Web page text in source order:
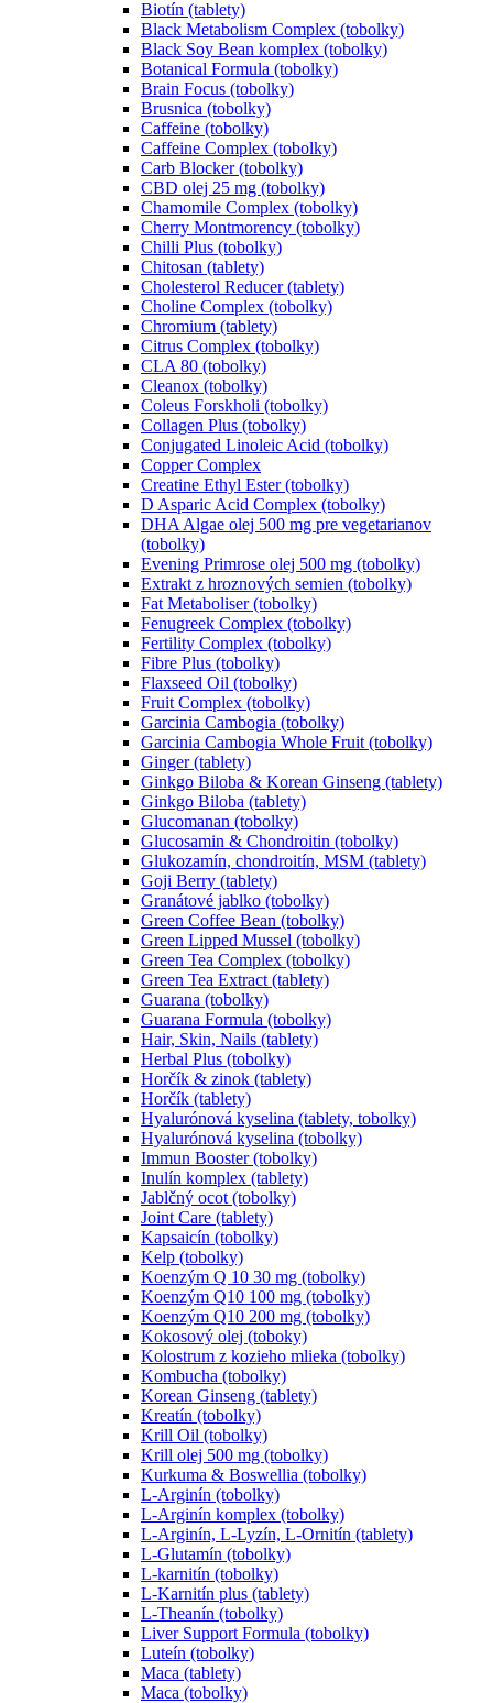
Biotín (tablety)
Black Metabolism Complex (tobolky)
Black Soy Bean komplex (tobolky)
Botanical Formula (tobolky)
Brain Focus (tobolky)
Brusnica (tobolky)
Caffeine (tobolky)
Caffeine Complex (tobolky)
Carb Blocker (tobolky)
CBD olej 25 mg (tobolky)
Chamomile Complex (tobolky)
Cherry Montmorency (tobolky)
Chilli Plus (tobolky)
Chitosan (tablety)
Cholesterol Reducer (tablety)
Choline Complex (tobolky)
Chromium (tablety)
Citrus Complex (tobolky)
CLA 80 (tobolky)
Cleanox (tobolky)
Coleus Forskholi (tobolky)
Collagen Plus (tobolky)
Conjugated Linoleic Acid (tobolky)
Copper Complex
Creatine Ethyl Ester (tobolky)
D Asparic Acid Complex (tobolky)
DHA Algae olej 500 mg pre vegetarianov
(tobolky)
Evening Primrose olej 500 mg (tobolky)
Extrakt z hroznových semien (tobolky)
Fat Metaboliser (tobolky)
Fenugreek Complex (tobolky)
Fertility Complex (tobolky)
Fibre Plus (tobolky)
Flaxseed Oil (tobolky)
Fruit Complex (tobolky)
Garcinia Cambogia (tobolky)
Garcinia Cambogia Whole Fruit (tobolky)
Ginger (tablety)
Ginkgo Biloba & Korean Ginseng (tablety)
Ginkgo Biloba (tablety)
Glucomanan (tobolky)
Glucosamin & Chondroitin (tobolky)
Glukozamín, chondroitín, MSM (tablety)
Goji Berry (tablety)
Granátové jablko (tobolky)
Green Coffee Bean (tobolky)
Green Lipped Mussel (tobolky)
Green Tea Complex (tobolky)
Green Tea Extract (tablety)
Guarana (tobolky)
Guarana Formula (tobolky)
Hair, Skin, Nails (tablety)
Herbal Plus (tobolky)
Horčík & zinok (tablety)
Horčík (tablety)
Hyalurónová kyselina (tablety, tobolky)
Hyalurónová kyselina (tobolky)
Immun Booster (tobolky)
Inulín komplex (tablety)
Jablčný ocot (tobolky)
Joint Care (tablety)
Kapsaicín (tobolky)
Kelp (tobolky)
Koenzým Q 10 30 mg (tobolky)
Koenzým Q10 100 mg (tobolky)
Koenzým Q10 200 mg (tobolky)
Kokosový olej (toboky)
Kolostrum z kozieho mlieka (tobolky)
Kombucha (tobolky)
Korean Ginseng (tablety)
Kreatín (tobolky)
Krill Oil (tobolky)
Krill olej 500 mg (tobolky)
Kurkuma & Boswellia (tobolky)
L-Arginín (tobolky)
L-Arginín komplex (tobolky)
L-Arginín, L-Lyzín, L-Ornitín (tablety)
L-Glutamín (tobolky)
L-karnitín (tobolky)
L-Karnitín plus (tablety)
L-Theanín (tobolky)
Liver Support Formula (tobolky)
Luteín (tobolky)
Maca (tablety)
Maca (tobolky)